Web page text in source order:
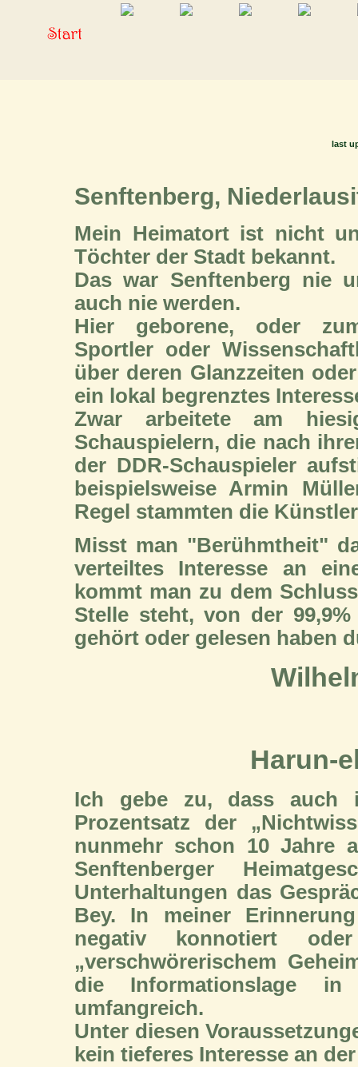
last
Senftenberg,
Mein Heimatort ist nicht
Töchter der Stadt bekannt.
Das war Senftenberg nie
auch nie werden.
Hier geborene, oder
Sportler oder
über deren Glanzzeiten
ein lokal begrenztes
Zwar arbeitete am
Schauspielern, die nach
der DDR-Schauspieler
beispielsweise Armin
Regel stammten die
Misst man "Berühmtheit"
verteiltes Interesse an
kommt man zu dem
Stelle steht, von der
gehört oder gelesen haben
Harun-
Ich gebe zu, dass auch
Prozentsatz der
nunmehr schon 10 Jahre
Senftenberger
Unterhaltungen das
Bey. In meiner
negativ konnotiert
„verschwörerischem
die Informationslage
umfangreich.
Unter diesen
kein tieferes Interesse an